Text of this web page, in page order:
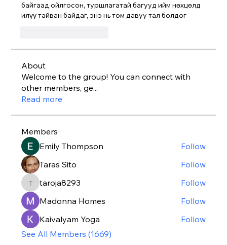
байгаад ойлгосон, туршлагатай багууд ийм нөхцөлд
илүү тайван байдаг, энэ нь том давуу тал болдог
About
Welcome to the group! You can connect with
other members, ge...
Read more
Members
Emily Thompson
Follow
Taras Sito
Follow
taroja8293
taroja8293
Follow
Madonna Homes
Follow
Kaivalyam Yoga
Follow
See All Members (1669)